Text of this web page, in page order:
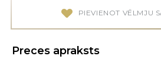
PIEVIENOT VĒLMJU
Preces apraksts